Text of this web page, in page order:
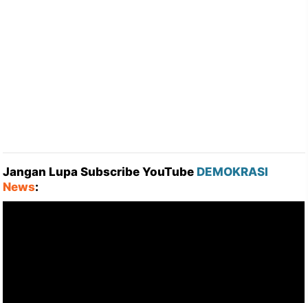
Jangan Lupa Subscribe YouTube DEMOKRASI
News: